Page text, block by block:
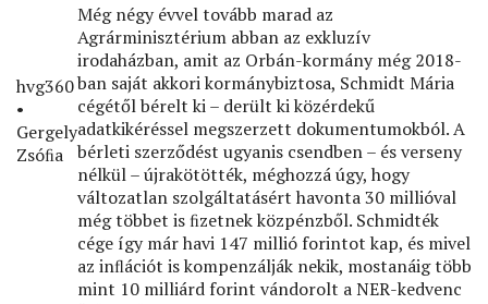
hvg360
•
Gergely
Zsóﬁa
Még négy évvel tovább marad az
Agrárminisztérium abban az exkluzív
irodaházban, amit az Orbán-kormány még 2018-
ban saját akkori kormánybiztosa, Schmidt Mária
cégétől bérelt ki – derült ki közérdekű
adatkikéréssel megszerzett dokumentumokból. A
bérleti szerződést ugyanis csendben – és verseny
nélkül – újrakötötték, méghozzá úgy, hogy
változatlan szolgáltatásért havonta 30 millióval
még többet is ﬁzetnek közpénzből. Schmidték
cége így már havi 147 millió forintot kap, és mivel
az inﬂációt is kompenzálják nekik, mostanáig több
mint 10 milliárd forint vándorolt a NER-kedvenc